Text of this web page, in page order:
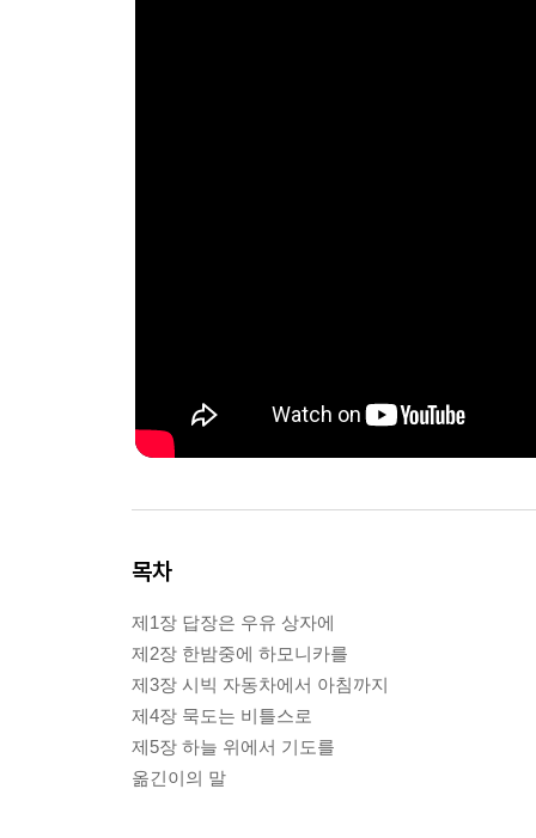
목차
제1장 답장은 우유 상자에
제2장 한밤중에 하모니카를
제3장 시빅 자동차에서 아침까지
제4장 묵도는 비틀스로
제5장 하늘 위에서 기도를
옮긴이의 말